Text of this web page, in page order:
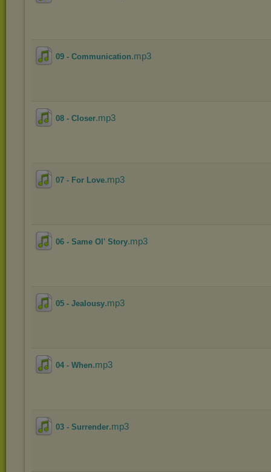
09 - Communication.mp3
08 - Closer.mp3
07 - For Love.mp3
06 - Same Ol' Story.mp3
05 - Jealousy.mp3
04 - When.mp3
03 - Surrender.mp3